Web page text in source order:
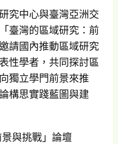
究中心與臺灣亞洲交
臺灣的區域研究：前
請國內推動區域研究
性學者，共同探討區
獨立學門前景來推
構思實踐藍圖與建
景與挑戰」論壇